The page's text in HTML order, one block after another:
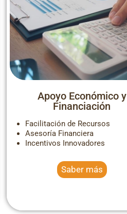
Apoyo Económico y
Financiación
Facilitación de Recursos
Asesoría Financiera
Incentivos Innovadores
Saber más